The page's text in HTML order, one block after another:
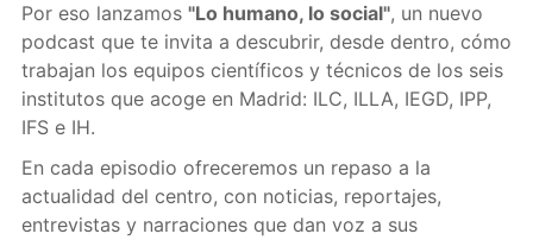
Por eso lanzamos "Lo humano, lo social", un nuevo
podcast que te invita a descubrir, desde dentro, cómo
trabajan los equipos científicos y técnicos de los seis
institutos que acoge en Madrid: ILC, ILLA, IEGD, IPP,
IFS e IH.
En cada episodio ofreceremos un repaso a la
actualidad del centro, con noticias, reportajes,
entrevistas y narraciones que dan voz a sus